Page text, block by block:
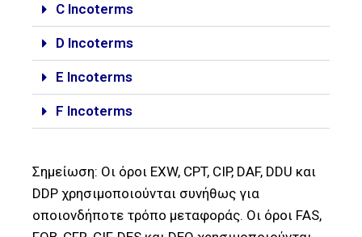
C Incoterms
D Incoterms
Ε Incoterms
F Incoterms
Σημείωση: Οι όροι EXW, CPT, CIP, DAF, DDU και
DDP χρησιμοποιούνται συνήθως για
οποιονδήποτε τρόπο μεταφοράς. Οι όροι FAS,